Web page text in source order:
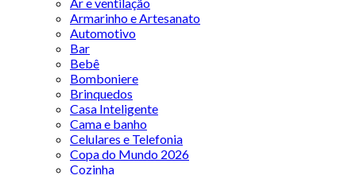
Armarinho e Artesanato
Automotivo
Bar
Bebê
Bomboniere
Brinquedos
Casa Inteligente
Cama e banho
Celulares e Telefonia
Copa do Mundo 2026
Cozinha